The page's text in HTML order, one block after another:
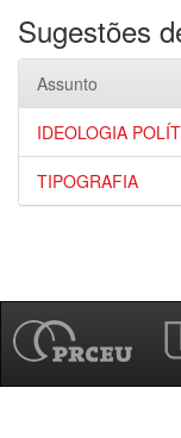
Sugestões
Assunto
IDEOLOGIA
TIPOGRAFIA